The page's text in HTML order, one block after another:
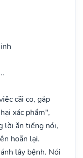
cãi cọ, gặp
xác phầm",
lời ăn tiếng nói,
hoãn lại.
lây bệnh. Nói